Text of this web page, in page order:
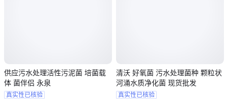
供应污水处理活性污泥菌 培菌载
体 菌伴侣 永泉
真实性已核验
清沃 好氧菌 污水处理菌种 颗粒状
河涌水质净化菌 现货批发
真实性已核验